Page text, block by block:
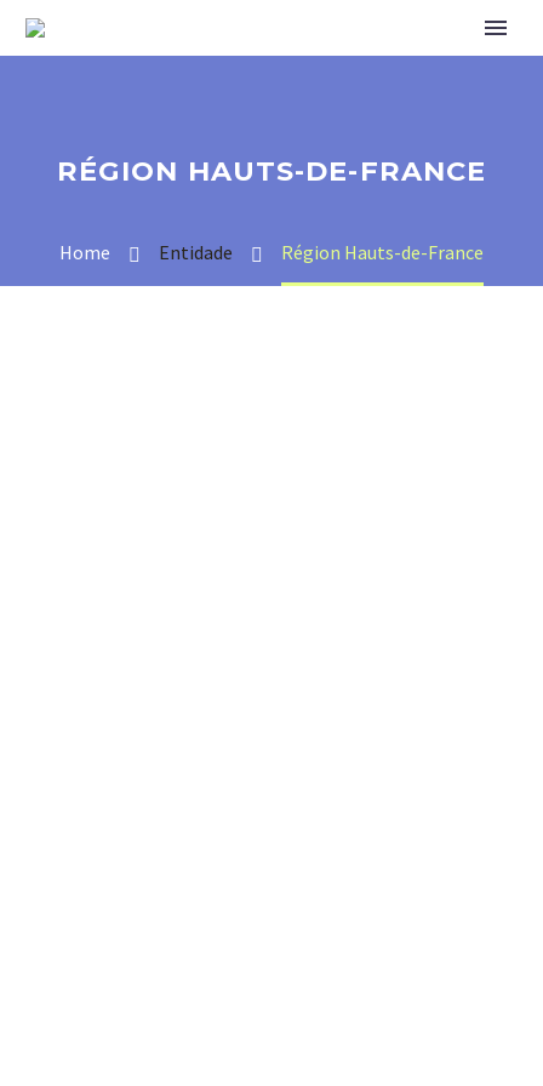
RÉGION HAUTS-DE-FRANCE
Home Entidade Région Hauts-de-France